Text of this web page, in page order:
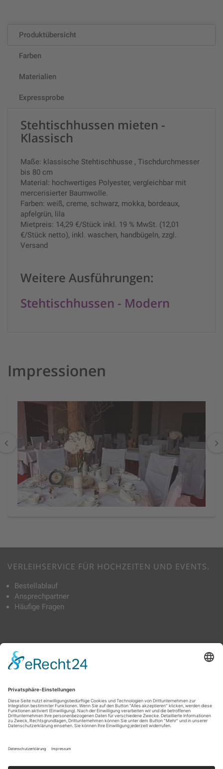
Produktübersicht
Farben
Materialien
Expressprobe
Stehtischhussen mieten -
Klassisch
Maße: klassische Stehtischhusse , Tischdurchmesser
bis 80 cm
Material: hochwertiges Polyester, vergleichbar mit
mercerisierter Baumwolle.
Farben: weiß, creme, schwarz, mokka, bordeaux,
apfelgrün, lila
Mietpreis: 14,29 €/Stück inkl. 19 % MwSt. (12,01
€/Stück netto), inkl. waschen, handbügeln, zzgl.
Versand
Weitere Ausführungen:
Stehtischhussen - Modern
Impressionen
VERLEIHSERVICE FÜR HOCHZEITEN UND EVENTS.
Bestellablauf
Ansprechpartner
Häufige Fragen
TAGS
Bierbankhussen Tischdecken
TRAUMHAFT VERLEIH
info@traumhaft-hussenverleih.de